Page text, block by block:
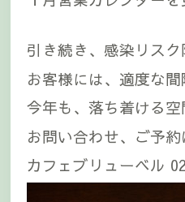
引き続き、感染リス
お客様には、適度な
今年も、落ち着ける
お問い合わせ、ご予
カフェブリューベル